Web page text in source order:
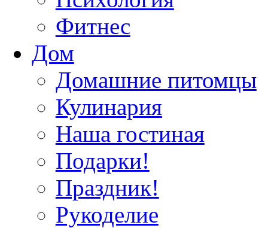
Фитнес
Дом
Домашние питомцы
Кулинария
Наша гостиная
Подарки!
Праздник!
Рукоделие